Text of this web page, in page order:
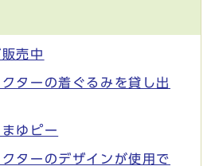
売中
ターの着ぐるみを貸し出
ゆピー
ターのデザインが使用で